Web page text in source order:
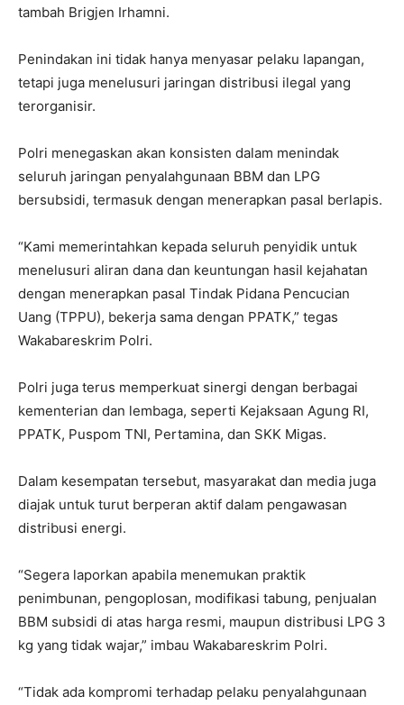
tambah Brigjen Irhamni.
Penindakan ini tidak hanya menyasar pelaku lapangan,
tetapi juga menelusuri jaringan distribusi ilegal yang
terorganisir.
Polri menegaskan akan konsisten dalam menindak
seluruh jaringan penyalahgunaan BBM dan LPG
bersubsidi, termasuk dengan menerapkan pasal berlapis.
“Kami memerintahkan kepada seluruh penyidik untuk
menelusuri aliran dana dan keuntungan hasil kejahatan
dengan menerapkan pasal Tindak Pidana Pencucian
Uang (TPPU), bekerja sama dengan PPATK,” tegas
Wakabareskrim Polri.
Polri juga terus memperkuat sinergi dengan berbagai
kementerian dan lembaga, seperti Kejaksaan Agung RI,
PPATK, Puspom TNI, Pertamina, dan SKK Migas.
Dalam kesempatan tersebut, masyarakat dan media juga
diajak untuk turut berperan aktif dalam pengawasan
distribusi energi.
“Segera laporkan apabila menemukan praktik
penimbunan, pengoplosan, modifikasi tabung, penjualan
BBM subsidi di atas harga resmi, maupun distribusi LPG 3
kg yang tidak wajar,” imbau Wakabareskrim Polri.
“Tidak ada kompromi terhadap pelaku penyalahgunaan